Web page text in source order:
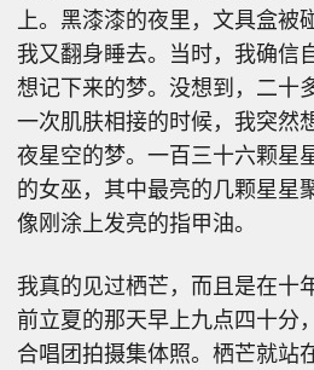
上。黑漆漆的夜里，文具盒被
我又翻身睡去。当时，我确信
想记下来的梦。没想到，二十
一次肌肤相接的时候，我突然
夜星空的梦。一百三十六颗星
的女巫，其中最亮的几颗星星
像刚涂上发亮的指甲油。
我真的见过栖芒，而且是在十
前立夏的那天早上九点四十分
合唱团拍摄集体照。栖芒就站